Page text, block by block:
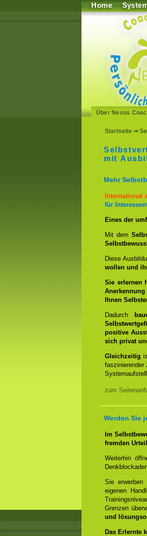
Home
Über Nexus
Startseite ⇒
mit
Mehr
International
für
Eines der
Mit dem
Diese
wollen und
Sie erlernen
Ihnen
Dadurch
positive
sich privat
Gleichzeitig
faszinierender
zum
Werden Sie
Im
fremden
Weiterhin
Sie erwerben
eigenen
Grenzen
und
Das Erlernte